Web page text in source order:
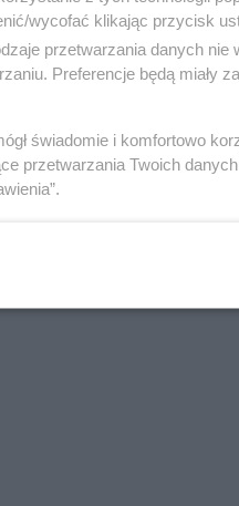
wycofać klikając przycisk
przetwarzania danych
Preferencje będą miały
świadomie i komfortowo
przetwarzania Twoich